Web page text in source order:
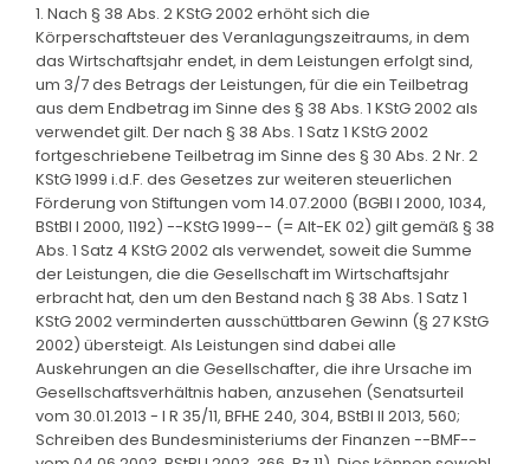
1. Nach § 38 Abs. 2 KStG 2002 erhöht sich die
Körperschaftsteuer des Veranlagungszeitraums, in dem
das Wirtschaftsjahr endet, in dem Leistungen erfolgt sind,
um 3/7 des Betrags der Leistungen, für die ein Teilbetrag
aus dem Endbetrag im Sinne des § 38 Abs. 1 KStG 2002 als
verwendet gilt. Der nach § 38 Abs. 1 Satz 1 KStG 2002
fortgeschriebene Teilbetrag im Sinne des § 30 Abs. 2 Nr. 2
KStG 1999 i.d.F. des Gesetzes zur weiteren steuerlichen
Förderung von Stiftungen vom 14.07.2000 (BGBl I 2000, 1034,
BStBl I 2000, 1192) --KStG 1999-- (= Alt-EK 02) gilt gemäß § 38
Abs. 1 Satz 4 KStG 2002 als verwendet, soweit die Summe
der Leistungen, die die Gesellschaft im Wirtschaftsjahr
erbracht hat, den um den Bestand nach § 38 Abs. 1 Satz 1
KStG 2002 verminderten ausschüttbaren Gewinn (§ 27 KStG
2002) übersteigt. Als Leistungen sind dabei alle
Auskehrungen an die Gesellschafter, die ihre Ursache im
Gesellschaftsverhältnis haben, anzusehen (Senatsurteil
vom 30.01.2013 - I R 35/11, BFHE 240, 304, BStBl II 2013, 560;
Schreiben des Bundesministeriums der Finanzen --BMF--